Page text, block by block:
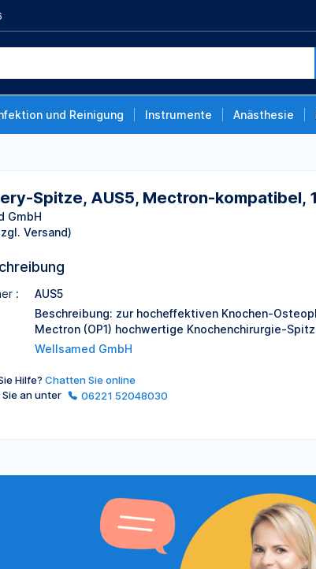
und Reinigung Instrumente Anästhesie
Mectron-kompatibel, 1,
Spitze, AUS5, Mectron-kompatibel,
GmbH
Versand)
:
AUS5
Beschreibung: zur hocheffektiven Knochen-
Mectron (OP1) hochwertige Knochenchirurgie-
Wellsamed GmbH
Hilfe? Chatten Sie online
an unter
06221 52048030